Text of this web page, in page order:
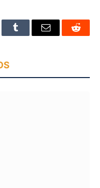
Tumblr Email Reddit